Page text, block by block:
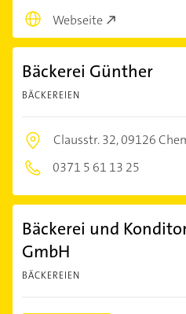
Webseite
Bäckerei Günther
BÄCKEREIEN
Clausstr. 32,09126
0371 5 61 13 25
Bäckerei und
GmbH
BÄCKEREIEN